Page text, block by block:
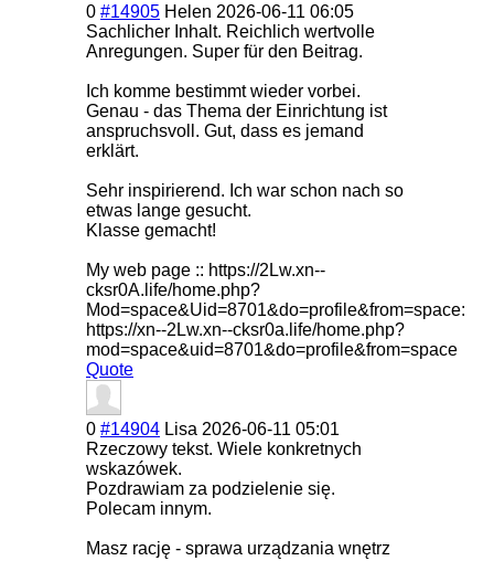
0 #14905 Helen 2026-06-11 06:05
Sachlicher Inhalt. Reichlich wertvolle
Anregungen. Super für den Beitrag.
Ich komme bestimmt wieder vorbei.
Genau - das Thema der Einrichtung ist
anspruchsvoll. Gut, dass es jemand
erklärt.
Sehr inspirierend. Ich war schon nach so
etwas lange gesucht.
Klasse gemacht!
My web page :: https://2Lw.xn--
cksr0A.life/home.php?
Mod=space&Uid=8701&do=profile&from=space:
https://xn--2Lw.xn--cksr0a.life/home.php?
mod=space&uid=8701&do=profile&from=space
Quote
0 #14904 Lisa 2026-06-11 05:01
Rzeczowy tekst. Wiele konkretnych
wskazówek.
Pozdrawiam za podzielenie się.
Polecam innym.
Masz rację - sprawa urządzania wnętrz